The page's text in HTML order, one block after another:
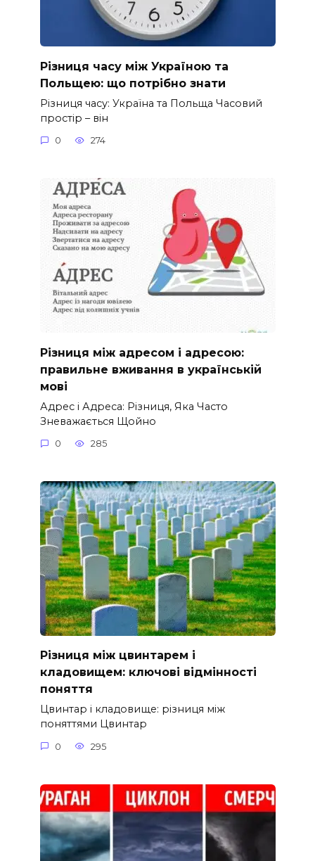
Різниця часу між Україною та
Польщею: що потрібно знати
Різниця часу: Україна та Польща Часовий
простір – він
0 274
Різниця між адресом і адресою:
правильне вживання в українській
мові
Адрес і Адреса: Різниця, Яка Часто
Зневажається Щойно
0 285
Різниця між цвинтарем і
кладовищем: ключові відмінності
поняття
Цвинтар і кладовище: різниця між
поняттями Цвинтар
0 295